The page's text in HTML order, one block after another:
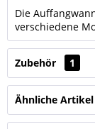
Die
verschiedene
Zubehör 1
Ähnliche Artikel